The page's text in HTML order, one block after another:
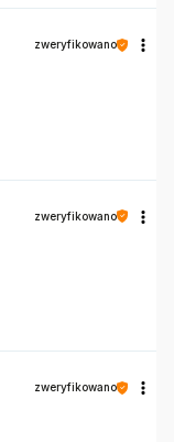
zweryfikowano
zweryfikowano
zweryfikowano